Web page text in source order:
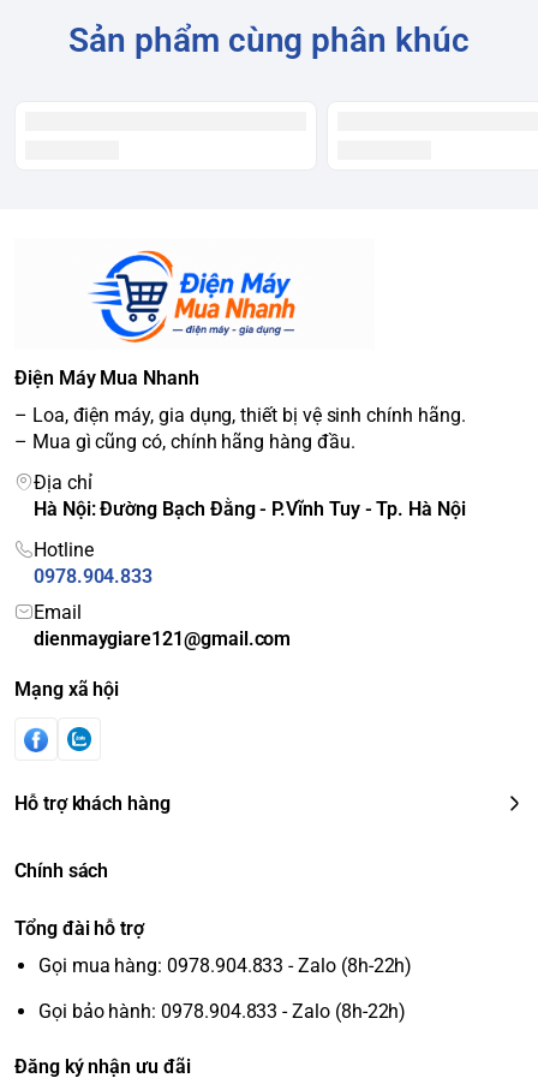
Sản phẩm cùng phân khúc
Điện Máy Mua Nhanh
– Loa, điện máy, gia dụng, thiết bị vệ sinh chính hãng.
– Mua gì cũng có, chính hãng hàng đầu.
Địa chỉ
Hà Nội: Đường Bạch Đằng - P.Vĩnh Tuy - Tp. Hà Nội
Hotline
0978.904.833
Email
dienmaygiare121@gmail.com
Mạng xã hội
Hỗ trợ khách hàng
Chính sách
Tổng đài hỗ trợ
Gọi mua hàng: 0978.904.833 - Zalo (8h-22h)
Gọi bảo hành: 0978.904.833 - Zalo (8h-22h)
Đăng ký nhận ưu đãi